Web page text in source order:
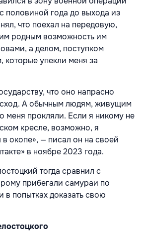
половиной года до выхода из
что поехал на передовую,
родным возможность им
а делом, поступком
которые упекли меня за
что оно напрасно
А обычным людям, живущим
меня прокляли. Если я никому не
кресле, возможно, я
окопе», — писал он на своей
в ноябре 2023 года.
тогда сравнил с
прибегали самураи по
в попытках доказать свою